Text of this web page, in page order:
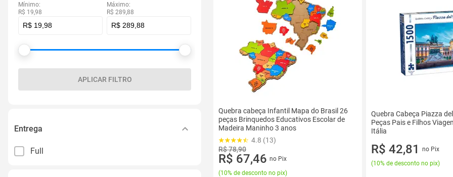
Mínimo:
R$ 19,98
Máximo:
R$ 289,88
APLICAR FILTRO
Entrega
Full
Quebra cabeça Infantil Mapa do Brasil 26
peças Brinquedos Educativos Escolar de
Madeira Maninho 3 anos
4.8 (13)
R$ 78,90
R$ 67,46 no Pix
(10% de desconto no pix)
Quebra Cabeça Piazza
Peças Pais e Filhos
Itália
R$ 42,81
no Pix
(10% de desconto no pix)